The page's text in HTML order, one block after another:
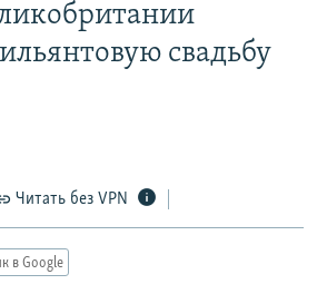
свадьбу
Читать без VPN
в Google